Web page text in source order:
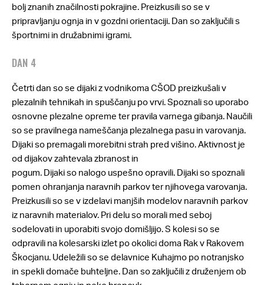
bolj znanih značilnosti pokrajine. Preizkusili so se v
pripravljanju ognja in v gozdni orientaciji. Dan so zaključili s
športnimi in družabnimi igrami.
DAN 4
Četrti dan so se dijaki z vodnikoma CŠOD preizkušali v
plezalnih tehnikah in spuščanju po vrvi. Spoznali so uporabo
osnovne plezalne opreme ter pravila varnega gibanja. Naučili
so se pravilnega nameščanja plezalnega pasu in varovanja.
Dijaki so premagali morebitni strah pred višino. Aktivnost je
od dijakov zahtevala zbranost in
pogum. Dijaki so nalogo uspešno opravili. Dijaki so spoznali
pomen ohranjanja naravnih parkov ter njihovega varovanja.
Preizkusili so se v izdelavi manjših modelov naravnih parkov
iz naravnih materialov. Pri delu so morali med seboj
sodelovati in uporabiti svojo domišljijo. S kolesi so se
odpravili na kolesarski izlet po okolici doma Rak v Rakovem
Škocjanu. Udeležili so se delavnice Kuhajmo po notranjsko
in spekli domače buhteljne. Dan so zaključili z druženjem ob